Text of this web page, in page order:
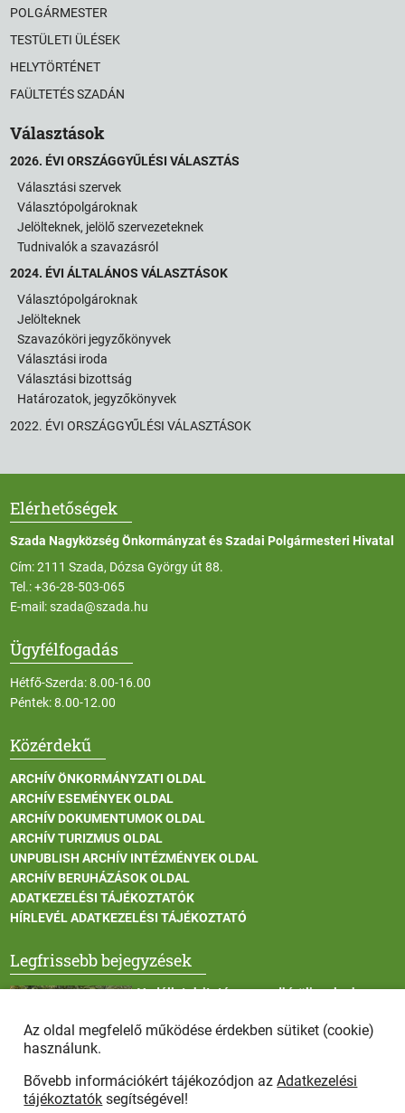
POLGÁRMESTER
TESTÜLETI ÜLÉSEK
HELYTÖRTÉNET
FAÜLTETÉS SZADÁN
Választások
2026. ÉVI ORSZÁGGYŰLÉSI VÁLASZTÁS
Választási szervek
Választópolgároknak
Jelölteknek, jelölő szervezeteknek
Tudnivalók a szavazásról
2024. ÉVI ÁLTALÁNOS VÁLASZTÁSOK
Választópolgároknak
Jelölteknek
Szavazóköri jegyzőkönyvek
Választási iroda
Választási bizottság
Határozatok, jegyzőkönyvek
2022. ÉVI ORSZÁGGYŰLÉSI VÁLASZTÁSOK
Elérhetőségek
Szada Nagyközség Önkormányzat és Szadai Polgármesteri Hivatal
Cím: 2111 Szada, Dózsa György út 88.
Tel.:+36-28-503-065
E-mail:szada@szada.hu
Ügyfélfogadás
Hétfő-Szerda: 8.00-16.00
Péntek: 8.00-12.00
Közérdekű
ARCHÍV ÖNKORMÁNYZATI OLDAL
ARCHÍV ESEMÉNYEK OLDAL
ARCHÍV DOKUMENTUMOK OLDAL
ARCHÍV TURIZMUS OLDAL
UNPUBLISH ARCHÍV INTÉZMÉNYEK OLDAL
ARCHÍV BERUHÁZÁSOK OLDAL
ADATKEZELÉSI TÁJÉKOZTATÓK
HÍRLEVÉL ADATKEZELÉSI TÁJÉKOZTATÓ
Legfrissebb bejegyzések
Vadállatok itatása a rendkívüli melegben
Afrikai sertéspestis - kérések a lakosság felé
Az oldal megfelelő működése érdekben sütiket (cookie)
használunk.
Bővebb információkért tájékozódjon azAdatkezelési
tájékoztatók segítségével!